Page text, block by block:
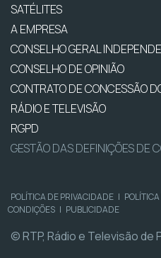
SATÉLITES
A EMPRESA
CONSELHO GERAL
CONSELHO DE OPINIÃO
CONTRATO DE CONCESSÃO
RÁDIO E TELEVISÃO
RGPD
GESTÃO DAS DEFINIÇÕES DE
POLÍTICA DE PRIVACIDADE |
CONDIÇÕES | PUBLICIDADE
© RTP, Rádio e Televisão de